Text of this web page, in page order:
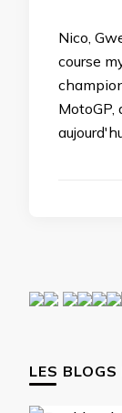
Nico,
course
MotoGP,
LES